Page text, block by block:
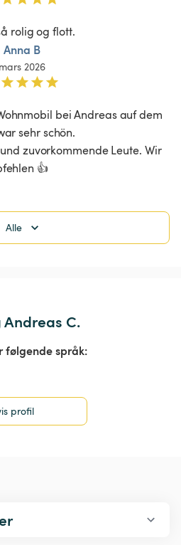
rolig og flott.
Anna B
mars 2026
bei Andreas auf dem
sehr schön.
zuvorkommende Leute. Wir
👍
Alle
Andreas C.
følgende språk:
profil